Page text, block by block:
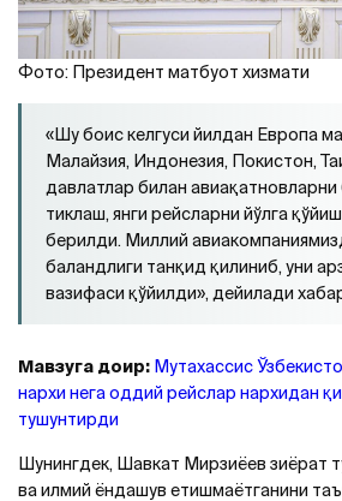
Фото: Президент матбуот хизмати
«Шу боис келгуси йилдан Европа
Малайзия, Индонезия, Покистон,
давлатлар билан
тиклаш, янги рейсларни йўлга
берилди. Миллий
баландлиги танқид қилиниб, уни
вазифаси қўйилди», дейилади
Мавзуга доир: Мутахассис
нархи нега оддий рейслар нархидан
тушунтирди
Шунингдек, Шавкат Мирзиёев зиёрат
ва илмий ёндашув етишмаётганини